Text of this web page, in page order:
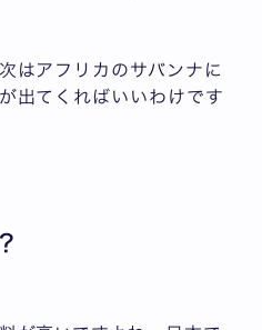
はアフリカのサバンナに
出てくればいいわけです